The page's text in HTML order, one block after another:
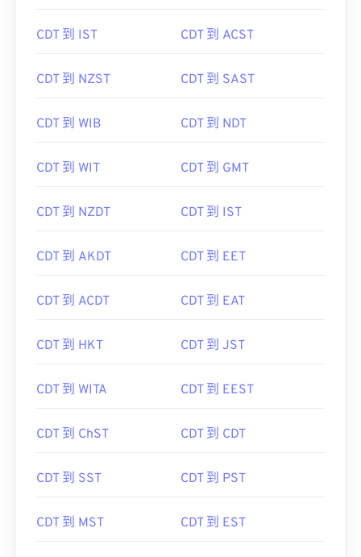
CDT 到 IST CDT 到 ACST
CDT 到 NZST CDT 到 SAST
CDT 到 WIB CDT 到 NDT
CDT 到 WIT CDT 到 GMT
CDT 到 NZDT CDT 到 IST
CDT 到 AKDT CDT 到 EET
CDT 到 ACDT CDT 到 EAT
CDT 到 HKT CDT 到 JST
CDT 到 WITA CDT 到 EEST
CDT 到 ChST CDT 到 CDT
CDT 到 SST CDT 到 PST
CDT 到 MST CDT 到 EST